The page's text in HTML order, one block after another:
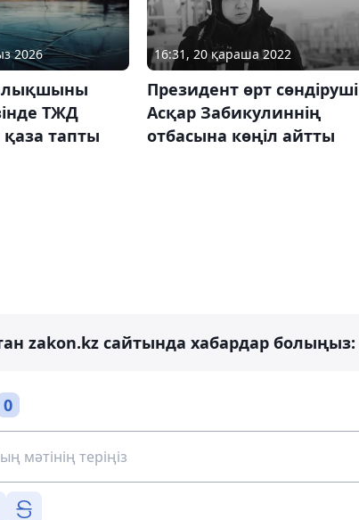
2026
ТЖД
тапты
16:31, 20 қараша 2022
Президент өрт сөндіруші
Асқар Забикулиннің
отбасына көңіл айтты
zakon.kz сайтында хабардар болыңыз:
0